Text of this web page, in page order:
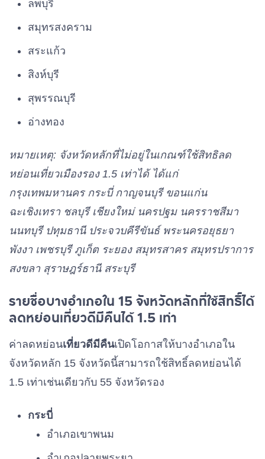
ลพบุรี
สมุทรสงคราม
สระแก้ว
สิงห์บุรี
สุพรรณบุรี
อ่างทอง
หมายเหตุ: จังหวัดหลักที่ไม่อยู่ในเกณฑ์ใช้สิทธิลด
หย่อนเที่ยวเมืองรอง 1.5 เท่าได้ ได้แก่
กรุงเทพมหานคร กระบี่ กาญจนบุรี ขอนแก่น
ฉะเชิงเทรา ชลบุรี เชียงใหม่ นครปฐม นครราชสีมา
นนทบุรี ปทุมธานี ประจวบคีรีขันธ์ พระนครอยุธยา
พังงา เพชรบุรี ภูเก็ต ระยอง สมุทรสาคร สมุทรปราการ
สงขลา สุราษฎร์ธานี สระบุรี
รายชื่อบางอำเภอใน 15 จังหวัดหลักที่ใช้สิทธิ์ได้
ลดหย่อนเที่ยวดีมีคืนได้ 1.5 เท่า
ค่าลดหย่อนเที่ยวดีมีคืนเปิดโอกาสให้บางอำเภอใน
จังหวัดหลัก 15 จังหวัดนี้สามารถใช้สิทธิ์ลดหย่อนได้
1.5 เท่าเช่นเดียวกับ 55 จังหวัดรอง
กระบี่
อำเภอเขาพนม